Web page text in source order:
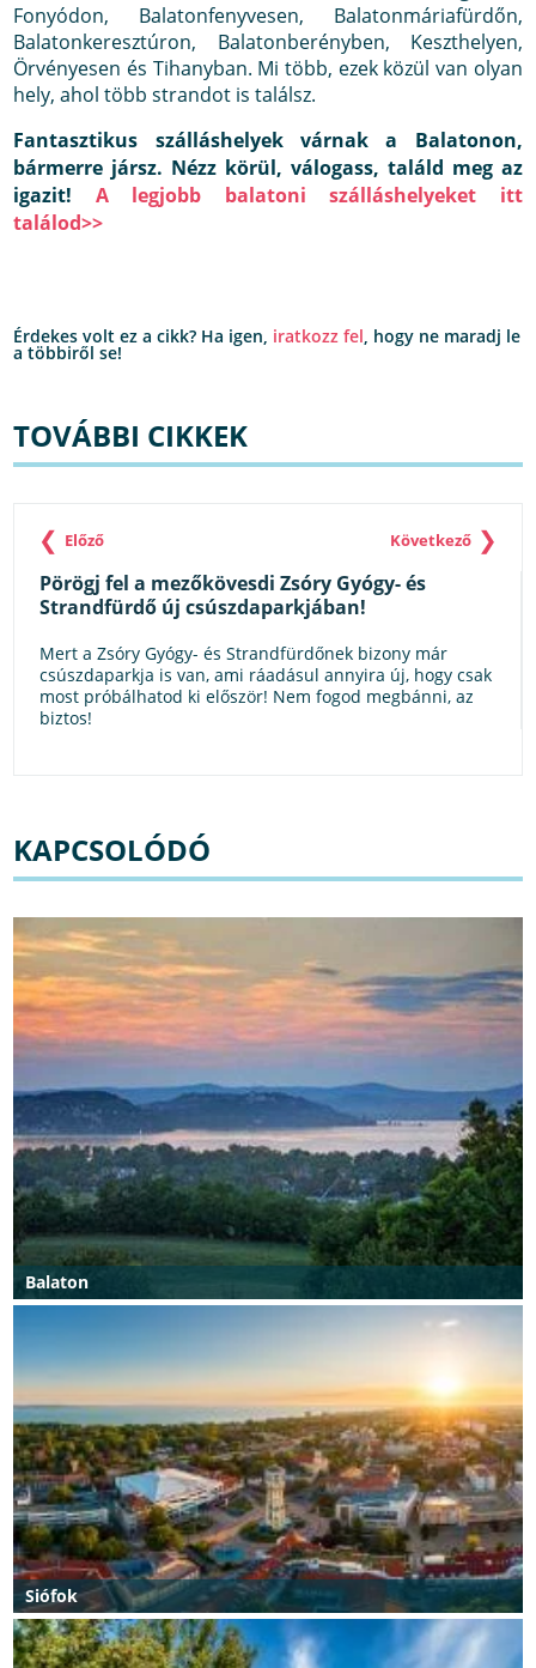
Fonyódon, Balatonfenyvesen, Balatonmáriafürdőn,
Balatonkeresztúron, Balatonberényben, Keszthelyen,
Örvényesen és Tihanyban. Mi több, ezek közül van olyan
hely, ahol több strandot is találsz.
Fantasztikus szálláshelyek várnak a Balatonon,
bármerre jársz. Nézz körül, válogass, találd meg az
igazit! A legjobb balatoni szálláshelyeket itt
találod>>
Érdekes volt ez a cikk? Ha igen, iratkozz fel, hogy ne maradj le
a többiről se!
TOVÁBBI CIKKEK
Pörögj fel a mezőkövesdi Zsóry Gyógy- és
Strandfürdő új csúszdaparkjában!
Mert a Zsóry Gyógy- és Strandfürdőnek bizony már
csúszdaparkja is van, ami ráadásul annyira új, hogy csak
most próbálhatod ki először! Nem fogod megbánni, az
biztos!
❮ Előző Következő ❯
KAPCSOLÓDÓ
Balaton
Siófok